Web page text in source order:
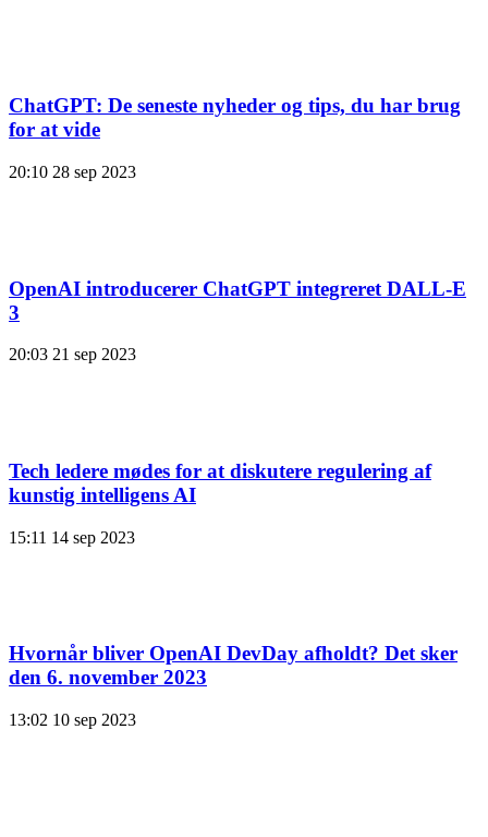
ChatGPT: De seneste nyheder og tips, du har brug
for at vide
20:10 28 sep 2023
OpenAI introducerer ChatGPT integreret DALL-E
3
20:03 21 sep 2023
Tech ledere mødes for at diskutere regulering af
kunstig intelligens AI
15:11 14 sep 2023
Hvornår bliver OpenAI DevDay afholdt? Det sker
den 6. november 2023
13:02 10 sep 2023